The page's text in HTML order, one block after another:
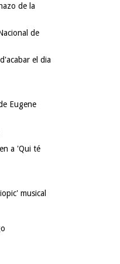
de la
de
el dia
Eugene
a 'Qui té
musical